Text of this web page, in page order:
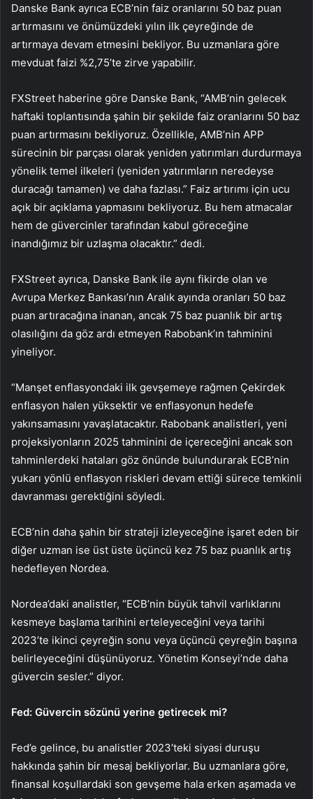
Danske Bank ayrıca ECB’nin faiz oranlarını 50 baz puan
artırmasını ve önümüzdeki yılın ilk çeyreğinde de
artırmaya devam etmesini bekliyor. Bu uzmanlara göre
mevduat faizi %2,75’te zirve yapabilir.
FXStreet haberine göre Danske Bank, “AMB’nin gelecek
haftaki toplantısında şahin bir şekilde faiz oranlarını 50 baz
puan artırmasını bekliyoruz. Özellikle, AMB’nin APP
sürecinin bir parçası olarak yeniden yatırımları durdurmaya
yönelik temel ilkeleri (yeniden yatırımların neredeyse
duracağı tamamen) ve daha fazlası.” Faiz artırımı için ucu
açık bir açıklama yapmasını bekliyoruz. Bu hem atmacalar
hem de güvercinler tarafından kabul göreceğine
inandığımız bir uzlaşma olacaktır.” dedi.
FXStreet ayrıca, Danske Bank ile aynı fikirde olan ve
Avrupa Merkez Bankası’nın Aralık ayında oranları 50 baz
puan artıracağına inanan, ancak 75 baz puanlık bir artış
olasılığını da göz ardı etmeyen Rabobank’ın tahminini
yineliyor.
“Manşet enflasyondaki ilk gevşemeye rağmen Çekirdek
enflasyon halen yüksektir ve enflasyonun hedefe
yakınsamasını yavaşlatacaktır. Rabobank analistleri, yeni
projeksiyonların 2025 tahminini de içereceğini ancak son
tahminlerdeki hataları göz önünde bulundurarak ECB’nin
yukarı yönlü enflasyon riskleri devam ettiği sürece temkinli
davranması gerektiğini söyledi.
ECB’nin daha şahin bir strateji izleyeceğine işaret eden bir
diğer uzman ise üst üste üçüncü kez 75 baz puanlık artış
hedefleyen Nordea.
Nordea’daki analistler, “ECB’nin büyük tahvil varlıklarını
kesmeye başlama tarihini erteleyeceğini veya tarihi
2023’te ikinci çeyreğin sonu veya üçüncü çeyreğin başına
belirleyeceğini düşünüyoruz. Yönetim Konseyi’nde daha
güvercin sesler.” diyor.
Fed: Güvercin sözünü yerine getirecek mi?
Fed’e gelince, bu analistler 2023’teki siyasi duruşu
hakkında şahin bir mesaj bekliyorlar. Bu uzmanlara göre,
finansal koşullardaki son gevşeme hala erken aşamada ve